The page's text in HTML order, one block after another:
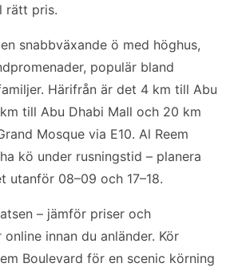
rätt pris.
snabbväxande ö med höghus,
populär bland
Härifrån är det 4 km till Abu
till Abu Dhabi Mall och 20 km
Mosque via E10. Al Reem
kö under rusningstid – planera
utanför 08–09 och 17–18.
– jämför priser och
innan du anländer. Kör
Boulevard för en scenic körning